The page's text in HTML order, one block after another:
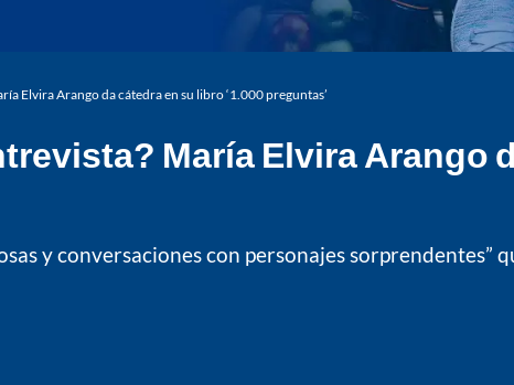
Elvira Arango da cátedra en su libro ‘1.000 preguntas’
María Elvira Arango
y conversaciones con personajes sorprendentes”